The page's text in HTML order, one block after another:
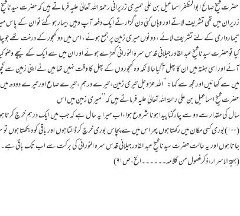
حضرت شیخ صالح ابوالمظفراسماعیل بن علی حمیری زریرانی رحمۃ اللہ تعالیٰ علیہ فرماتے ہیں کہ حضرت سیدنا
زریران میں تھی تشریف لاتے اور وہاں کئی دن گزارتے ایک دفعہ آپ وہیں بیمار ہوگئے تو ان کے پاس
تیمارداری کے لئے تشریف لائے ، دونوں میری زمین پر جمع ہوئے، اس میں دو کھجور کے درخت تھے جو
کیا تو حضرت سیدنا شیخ عبدالقادر جیلانی قدس سرہ النورانی کھڑے ہوئے اور ان میں سے ایک کے نیچے
آئے اور اسی ہفتہ میں ان کا پھل آگیاحالا نکہ وہ کھجوروں کے پھل کا وقت نہیں تھا میں نے اپنی زمین
میں سے کھائیں اور مجھ سے کہا: ’’اللہ عزوجل تیری زمین، تیرے درہم ، تیرے صاع اور تیرے دودھ
حضرت شیخ اسماعیل بن علی رحمۃاللہ تعالیٰ علیہ فرماتے ہیں کہ’’ میری زمین میں اس
سال کی مقدار سے دو سے چارگنا پیدا ہونا شروع ہوا،اب میرا یہ حال ہے کہ جب میں ایک درہم خرچ
(۱۰۰)بوری کسی مکان میں رکھتا ہوں پھر اس میں سے پچاس بوری خرچ کر ڈالتا ہوں اور باقی کو دیکھتا
جاتا ہوں اور یہ حالت حضرت سیدنا شیخ عبدالقادر جیلانی قدس سرہ النورانی کی برکت سے اب تک باقی ہے۔”
(بہجۃالاسرار،ذکرفصول من کلامہ۔۔۔۔۔۔الخ،ص۹۱)